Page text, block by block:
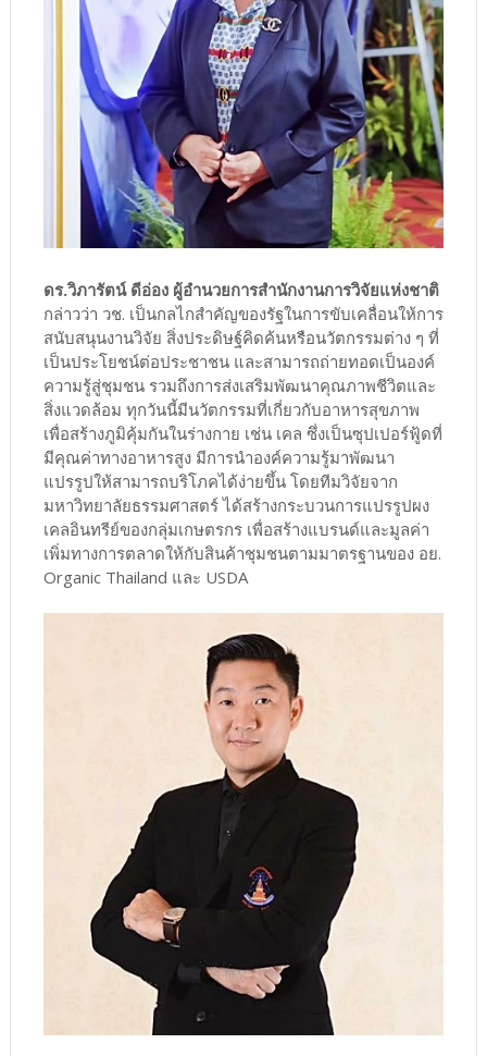
ดร.วิภารัตน์ ดีอ่อง ผู้อำนวยการสำนักงานการวิจัยแห่งชาติ
กล่าวว่า วช. เป็นกลไกสำคัญของรัฐในการขับเคลื่อนให้การ
สนับสนุนงานวิจัย สิ่งประดิษฐ์คิดค้นหรือนวัตกรรมต่าง ๆ ที่
เป็นประโยชน์ต่อประชาชน และสามารถถ่ายทอดเป็นองค์
ความรู้สู่ชุมชน รวมถึงการส่งเสริมพัฒนาคุณภาพชีวิตและ
สิ่งแวดล้อม ทุกวันนี้มีนวัตกรรมที่เกี่ยวกับอาหารสุขภาพ
เพื่อสร้างภูมิคุ้มกันในร่างกาย เช่น เคล ซึ่งเป็นซุปเปอร์ฟู้ดที่
มีคุณค่าทางอาหารสูง มีการนำองค์ความรู้มาพัฒนา
แปรรูปให้สามารถบริโภคได้ง่ายขึ้น โดยทีมวิจัยจาก
มหาวิทยาลัยธรรมศาสตร์ ได้สร้างกระบวนการแปรรูปผง
เคลอินทรีย์ของกลุ่มเกษตรกร เพื่อสร้างแบรนด์และมูลค่า
เพิ่มทางการตลาดให้กับสินค้าชุมชนตามมาตรฐานของ อย.
Organic Thailand และ USDA